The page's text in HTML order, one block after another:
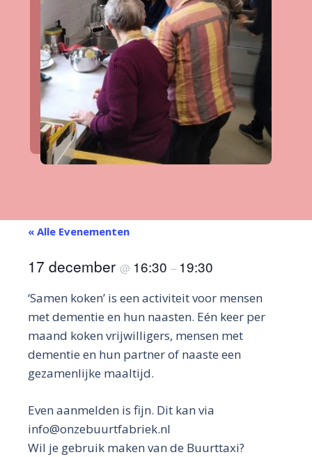
« Alle Evenementen
17 december @ 16:30 – 19:30
‘Samen koken’ is een activiteit voor mensen
met dementie en hun naasten. Eén keer per
maand koken vrijwilligers, mensen met
dementie en hun partner of naaste een
gezamenlijke maaltijd.
Even aanmelden is fijn. Dit kan via
info@onzebuurtfabriek.nl
Wil je gebruik maken van de Buurttaxi?